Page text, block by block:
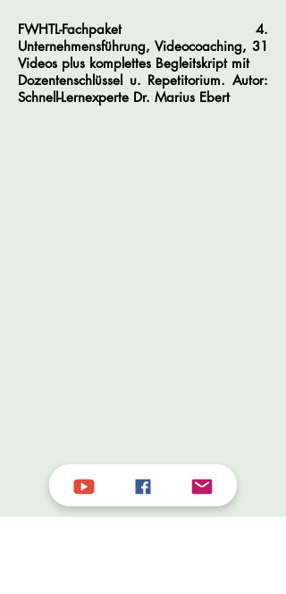
FWHTL-Fachpaket 4.
Unternehmensführung, Videocoaching, 31
Videos plus komplettes Begleitskript mit
Dozentenschlüssel u. Repetitorium. Autor:
Schnell-Lernexperte Dr. Marius Ebert